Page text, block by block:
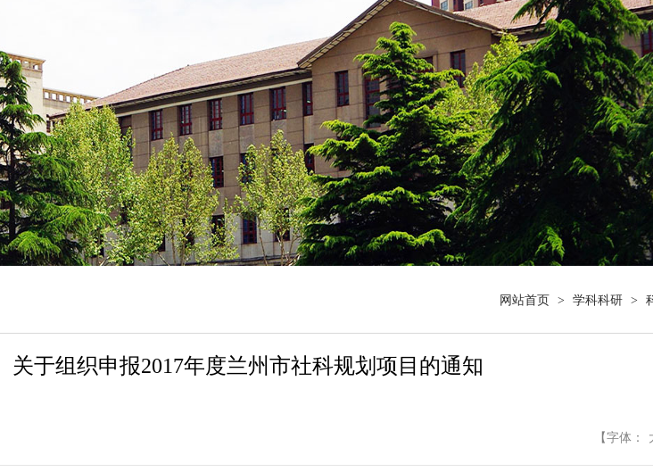
网站首页 > 学科科研 >
关于组织申报2017年度兰州市社科规划项目的通知
【字体：